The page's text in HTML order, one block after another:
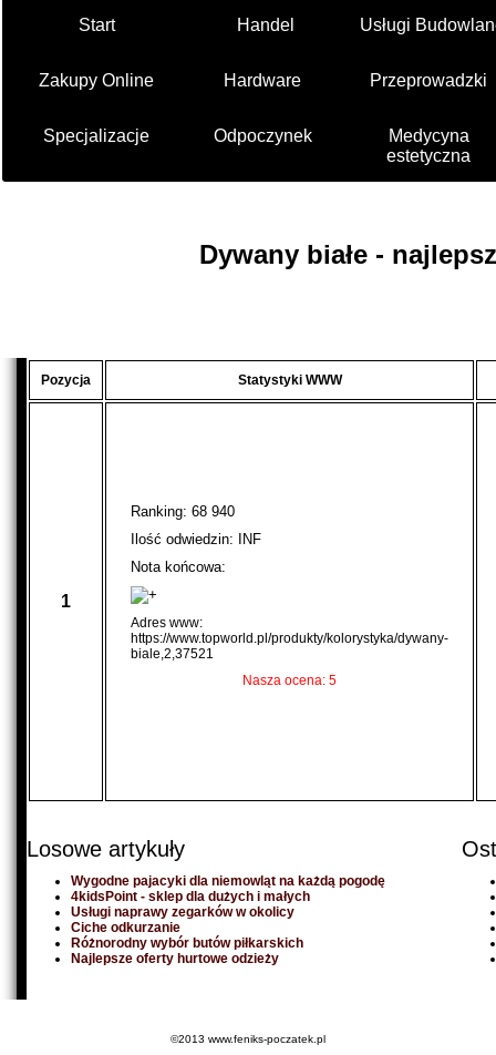
Start Handel Usługi
Zakupy Online Hardware Przeprowadzki
Specjalizacje Odpoczynek
Medycyna
estetyczna
Dywany białe -
Pozycja Statystyki WWW
1
Ranking: 68 940
Ilość odwiedzin: INF
Nota końcowa:
Adres www:
https://www.topworld.pl/produkty/kolorystyka/dywany-
biale,2,37521
Nasza ocena: 5
Losowe artykuły
Wygodne pajacyki dla niemowląt na każdą pogodę
4kidsPoint - sklep dla dużych i małych
Usługi naprawy zegarków w okolicy
Ciche odkurzanie
Różnorodny wybór butów piłkarskich
Najlepsze oferty hurtowe odzieży
©2013 www.feniks-poczatek.pl